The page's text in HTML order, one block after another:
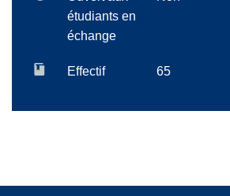
étudiants en
échange
Effectif 65